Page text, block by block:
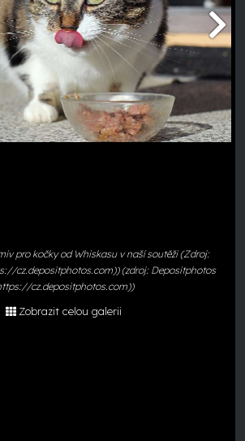
pro kočky od Whiskasu v naší soutěži (Zdroj:
cz.depositphotos.com)) (zdroj: Depositphotos
cz.depositphotos.com))
Zobrazit celou galerii